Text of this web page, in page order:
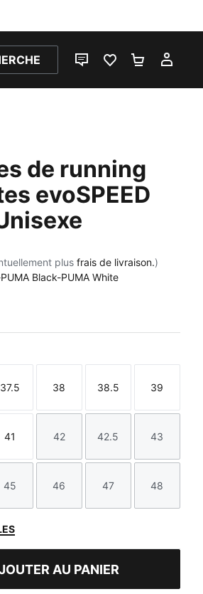
LIVE CHATFAVORIS 0PANIER 0
de running
evoSPEED
plusfrais de livraison.)
Black-PUMA White
Black-PUMA White
Taille
37.5
Taille
38
Taille
38.5
Taille
39
Taille
41
Taille
42
Taille
42.5
Taille
43
Taille
45
Taille
46
Taille
47
Taille
48
AU PANIER